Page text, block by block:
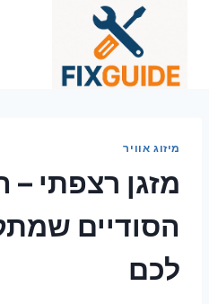
מיזוג אוויר
מזגן רצפתי –
הסודיים
לכם